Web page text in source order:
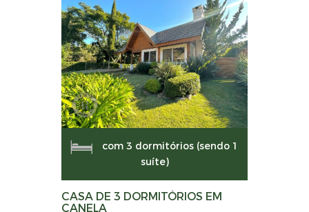
com 3 dormitórios (sendo 1
suíte)
CASA DE 3 DORMITÓRIOS EM
CANELA